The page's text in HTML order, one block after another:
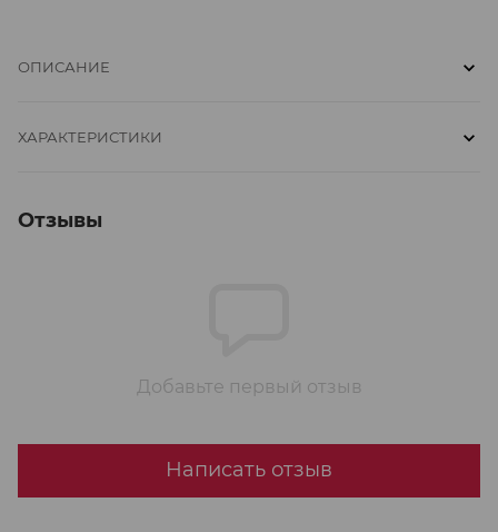
ОПИСАНИЕ
ХАРАКТЕРИСТИКИ
Отзывы
Добавьте первый отзыв
Написать отзыв